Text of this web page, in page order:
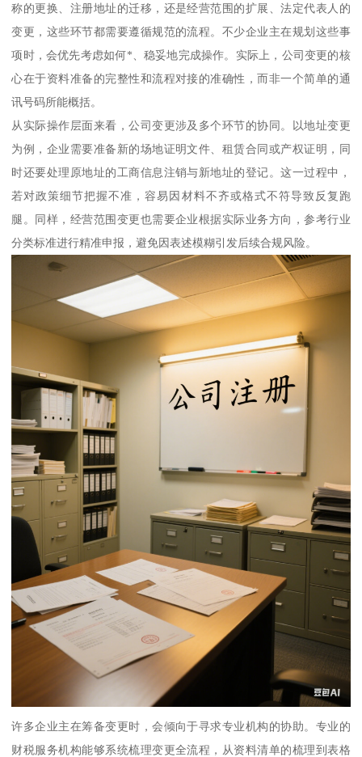
称的更换、注册地址的迁移，还是经营范围的扩展、法定代表人的
变更，这些环节都需要遵循规范的流程。不少企业主在规划这些事
项时，会优先考虑如何*、稳妥地完成操作。实际上，公司变更的核
心在于资料准备的完整性和流程对接的准确性，而非一个简单的通
讯号码所能概括。
从实际操作层面来看，公司变更涉及多个环节的协同。以地址变更
为例，企业需要准备新的场地证明文件、租赁合同或产权证明，同
时还要处理原地址的工商信息注销与新地址的登记。这一过程中，
若对政策细节把握不准，容易因材料不齐或格式不符导致反复跑
腿。同样，经营范围变更也需要企业根据实际业务方向，参考行业
分类标准进行精准申报，避免因表述模糊引发后续合规风险。
许多企业主在筹备变更时，会倾向于寻求专业机构的协助。专业的
财税服务机构能够系统梳理变更全流程，从资料清单的梳理到表格